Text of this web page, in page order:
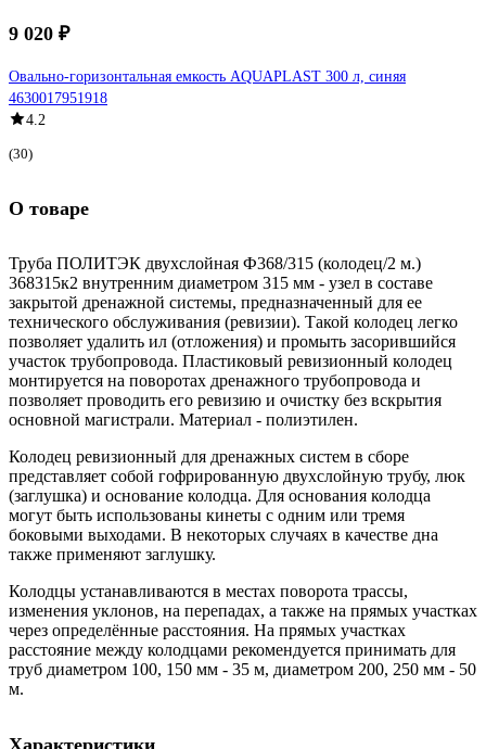
9 020 ₽
Овально-горизонтальная емкость AQUAPLAST 300 л, синяя
4630017951918
4.2
(30)
О товаре
Труба ПОЛИТЭК двухслойная Ф368/315 (колодец/2 м.)
368315к2 внутренним диаметром 315 мм - узел в составе
закрытой дренажной системы, предназначенный для ее
технического обслуживания (ревизии). Такой колодец легко
позволяет удалить ил (отложения) и промыть засорившийся
участок трубопровода. Пластиковый ревизионный колодец
монтируется на поворотах дренажного трубопровода и
позволяет проводить его ревизию и очистку без вскрытия
основной магистрали. Материал - полиэтилен.
Колодец ревизионный для дренажных систем в сборе
представляет собой гофрированную двухслойную трубу, люк
(заглушка) и основание колодца. Для основания колодца
могут быть использованы кинеты с одним или тремя
боковыми выходами. В некоторых случаях в качестве дна
также применяют заглушку.
Колодцы устанавливаются в местах поворота трассы,
изменения уклонов, на перепадах, а также на прямых участках
через определённые расстояния. На прямых участках
расстояние между колодцами рекомендуется принимать для
труб диаметром 100, 150 мм - 35 м, диаметром 200, 250 мм - 50
м.